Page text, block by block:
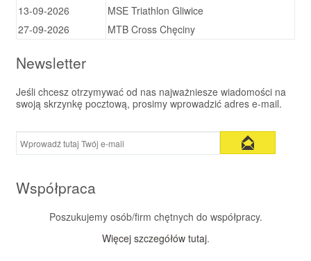
13-09-2026
MSE Triathlon Gliwice
27-09-2026
MTB Cross Chęciny
Newsletter
Jeśli chcesz otrzymywać od nas najważniesze wiadomości na
swoją skrzynkę pocztową, prosimy wprowadzić adres e-mail.
Współpraca
Poszukujemy osób/firm chętnych do współpracy.
Więcej szczegółów tutaj.